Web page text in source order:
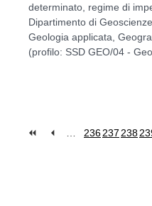
determinato, regime di
Dipartimento di
Geologia applicata,
(profilo: SSD GEO/04 -
236237 238